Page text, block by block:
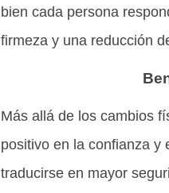
bien cada persona
firmeza y una reducción
Más allá de los cambios
positivo en la confianza y
traducirse en mayor